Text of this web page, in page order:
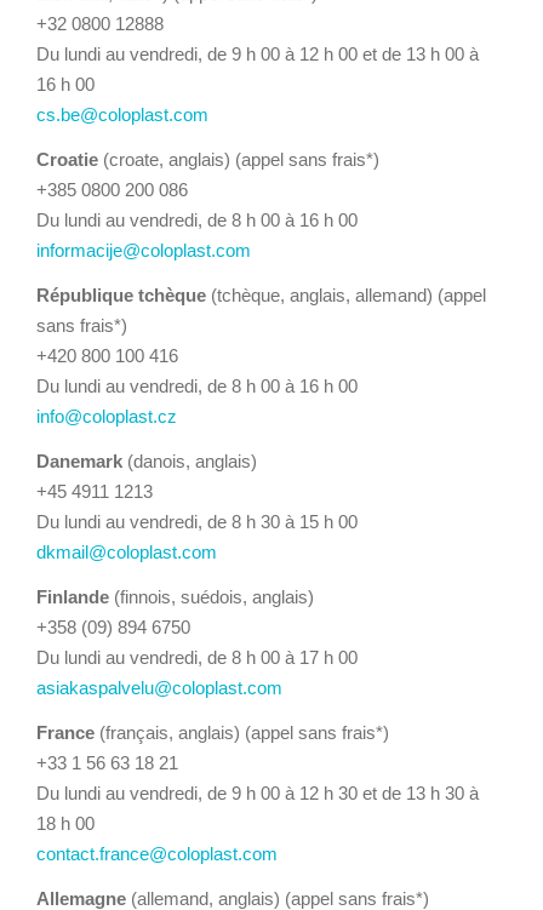
+32 0800 12888
Du lundi au vendredi, de 9 h 00 à 12 h 00 et de 13 h 00 à
16 h 00
cs.be@coloplast.com
Croatie (croate, anglais) (appel sans frais*)
+385 0800 200 086
Du lundi au vendredi, de 8 h 00 à 16 h 00
informacije@coloplast.com
République tchèque (tchèque, anglais, allemand) (appel
sans frais*)
+420 800 100 416
Du lundi au vendredi, de 8 h 00 à 16 h 00
info@coloplast.cz
Danemark (danois, anglais)
+45 4911 1213
Du lundi au vendredi, de 8 h 30 à 15 h 00
dkmail@coloplast.com
Finlande (finnois, suédois, anglais)
+358 (09) 894 6750
Du lundi au vendredi, de 8 h 00 à 17 h 00
asiakaspalvelu@coloplast.com
France (français, anglais) (appel sans frais*)
+33 1 56 63 18 21
Du lundi au vendredi, de 9 h 00 à 12 h 30 et de 13 h 30 à
18 h 00
contact.france@coloplast.com
Allemagne (allemand, anglais) (appel sans frais*)